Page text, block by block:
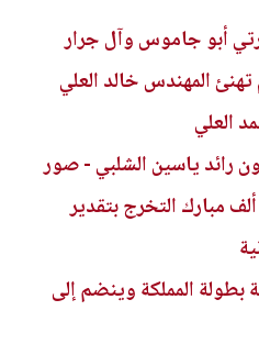
أبو جاموس وآل جرار
المهندس خالد العلي
العلي
رائد ياسين الشلبي - صور
مبارك التخرج بتقدير
بطولة المملكة وينضم إلى